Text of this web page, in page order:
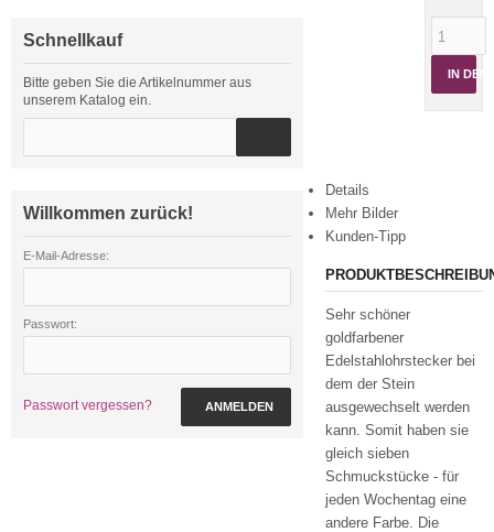
IN DEN
Details
Mehr Bilder
Kunden-Tipp
Sehr schöner
goldfarbener
Edelstahlohrstecker bei
dem der Stein
ausgewechselt werden
kann. Somit haben sie
gleich sieben
Schmuckstücke - für
jeden Wochentag eine
andere Farbe. Die
Schnellkauf
Bitte geben Sie die Artikelnummer aus
unserem Katalog ein.
Willkommen zurück!
E-Mail-Adresse:
Passwort:
Passwort vergessen? ANMELDEN